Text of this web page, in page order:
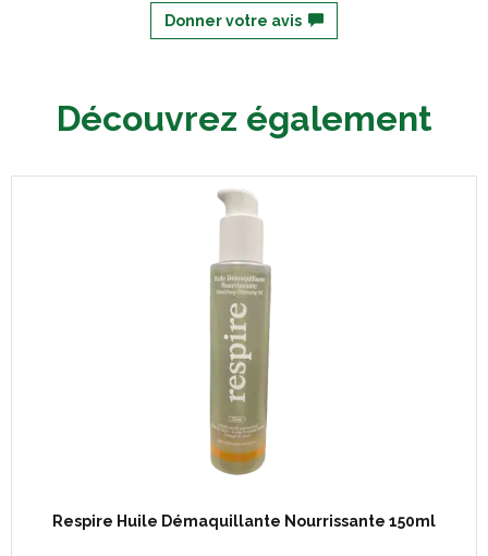
Donner votre avis
Découvrez également
Respire Huile Démaquillante Nourrissante 150ml